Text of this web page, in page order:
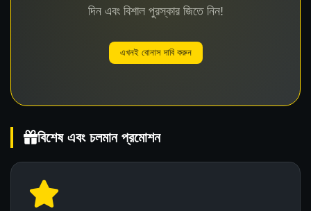
দিন এবং বিশাল পুরস্কার জিতে নিন!
এখনই বোনাস দাবি করুন
বিশেষ এবং চলমান প্রমোশন